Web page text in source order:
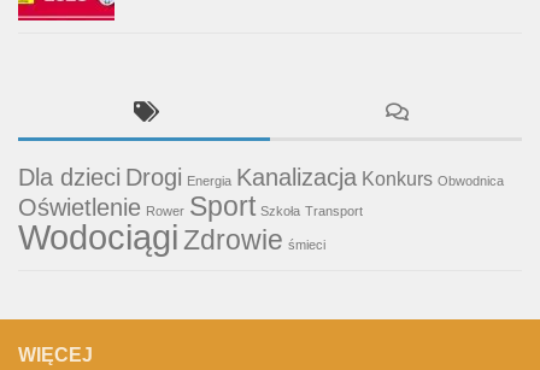
Dla dzieci Drogi Energia Kanalizacja Konkurs Obwodnica
Oświetlenie Rower Sport Szkoła Transport
WodociągiZdrowie śmieci
WIĘCEJ